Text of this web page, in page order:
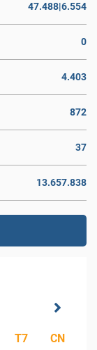
47.488|6.554
0
4.403
872
37
13.657.838
T7 CN